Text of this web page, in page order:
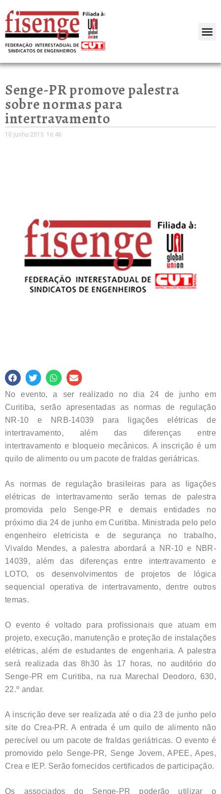
Senge-PR promove palestra
sobre normas para
intertravamento
10 junho 2015 16:46
No evento, a ser realizado no dia 24 de junho em
Curitiba, serão apresentadas as normas de regulação
NR-10 e NRB-14039 para ligações elétricas de
intertravamento, além das diferenças entre
intertravamento e bloqueio mecânicos. A inscrição é um
quilo de alimento ou um pacote de fraldas geriátricas.
As normas de regulação brasileiras para as ligações
elétricas de intertravamento serão temas de palestra
promovida pelo Senge-PR e demais entidades no
próximo dia 24 de junho em Curitiba. Ministrada pelo pelo
engenheiro eletricista e de segurança no trabalho,
Vivaldo Mendes, a palestra abordará a NR-10 e NBR-
14039, além das diferenças entre intertravamento e
LOTO, os desenvolvimentos de projetos de lógica
sequencial operativa de intertravamento, dentre outros
temas.
O evento é voltado para profissionais que atuam em
projeto, execução, manutenção e proteção de instalações
elétricas, além de estudantes de engenharia. A palestra
será realizada das 8h30 às 17 horas, no auditório do
Senge-PR em Curitiba, na rua Marechal Deodoro, 630,
22.º andar.
A inscrição deve ser realizada até o dia 23 de junho pelo
site do Crea-PR. A entrada é um quilo de alimento não
perecível ou um pacote de fraldas geriátricas. O evento é
promovido pelo Senge-PR, Senge Jovem, APEE, Apes,
Crea e IEP. Serão fornecidos certificados de participação.
Os associados do Senge-PR poderão utilizar o